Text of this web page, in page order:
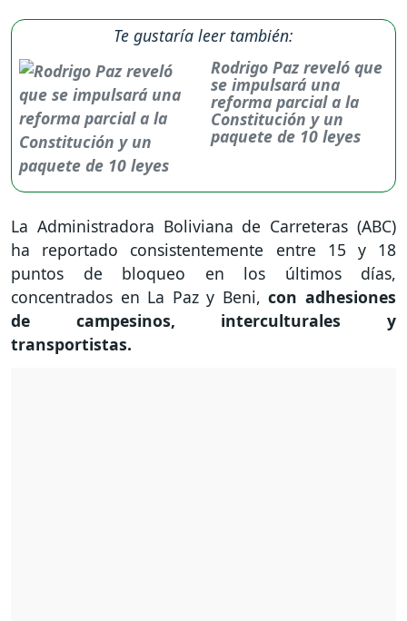
Te gustaría leer también:
Rodrigo Paz reveló que
se impulsará una
reforma parcial a la
Constitución y un
paquete de 10 leyes
La Administradora Boliviana de Carreteras (ABC)
ha reportado consistentemente entre 15 y 18
puntos de bloqueo en los últimos días,
concentrados en La Paz y Beni,con adhesiones
de campesinos, interculturales y
transportistas.